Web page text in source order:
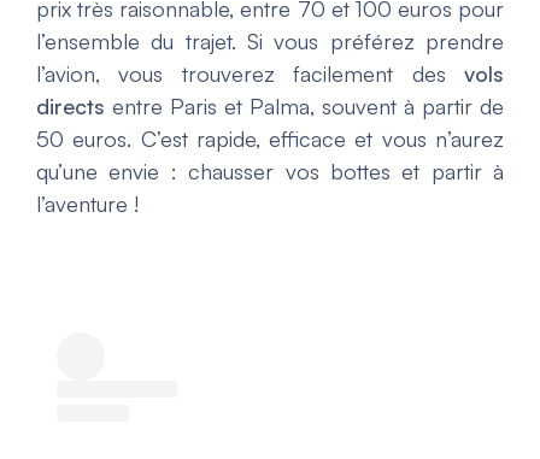
prix très raisonnable, entre 70 et 100 euros pour
l’ensemble du trajet. Si vous préférez prendre
l’avion, vous trouverez facilement des vols
directs entre Paris et Palma, souvent à partir de
50 euros. C’est rapide, efficace et vous n’aurez
qu’une envie : chausser vos bottes et partir à
l’aventure !